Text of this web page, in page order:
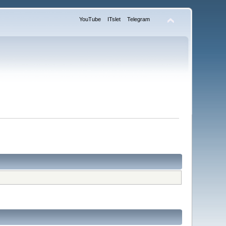
YouTube ITslet Telegram